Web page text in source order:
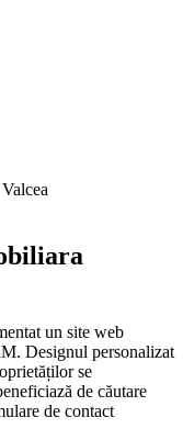
un site web
Designul personalizat
se
de căutare
de contact